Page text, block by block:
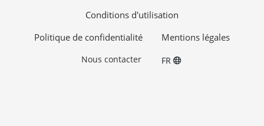
Conditions d'utilisation
Politique de confidentialité
Mentions légales
Nous contacter FR